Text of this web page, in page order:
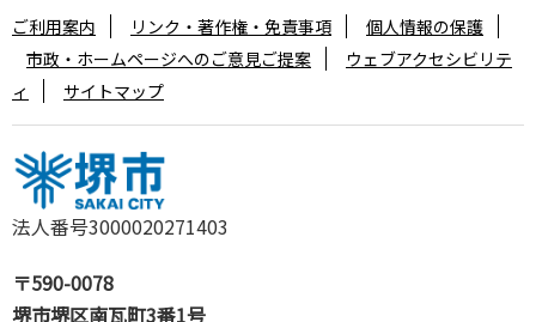
法人番号3000020271403
〒590-0078
堺市堺区南瓦町3番1号
ご利用案内 リンク・著作権・免責事項
個人情報の保護
市政・ホームページへのご意見ご提案
ウェブアクセシビリテ
ィ
サイトマップ